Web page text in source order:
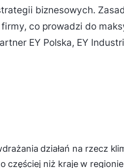
biznesowych.
co prowadzi do
EY Polska, EY
działań na rzecz
częściej niż kraje w